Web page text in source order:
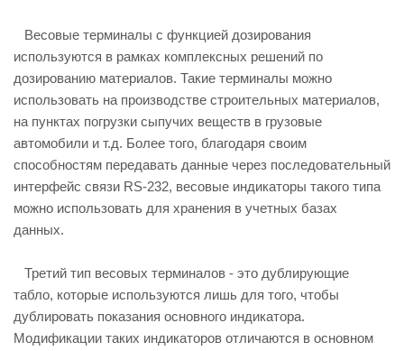
Весовые терминалы с функцией дозирования
используются в рамках комплексных решений по
дозированию материалов. Такие терминалы можно
использовать на производстве строительных материалов,
на пунктах погрузки сыпучих веществ в грузовые
автомобили и т.д. Более того, благодаря своим
способностям передавать данные через последовательный
интерфейс связи RS-232, весовые индикаторы такого типа
можно использовать для хранения в учетных базах
данных.
Третий тип весовых терминалов - это дублирующие
табло, которые используются лишь для того, чтобы
дублировать показания основного индикатора.
Модификации таких индикаторов отличаются в основном